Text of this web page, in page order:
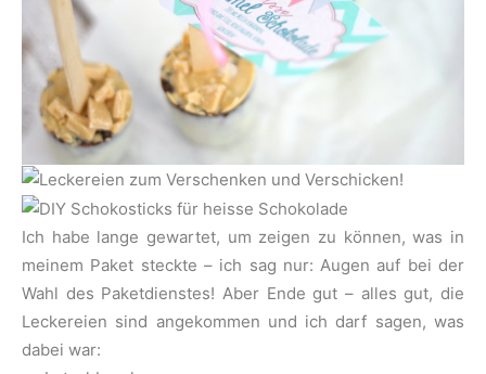
Ich habe lange gewartet, um zeigen zu können, was in
meinem Paket steckte – ich sag nur: Augen auf bei der
Wahl des Paketdienstes! Aber Ende gut – alles gut, die
Leckereien sind angekommen und ich darf sagen, was
dabei war: